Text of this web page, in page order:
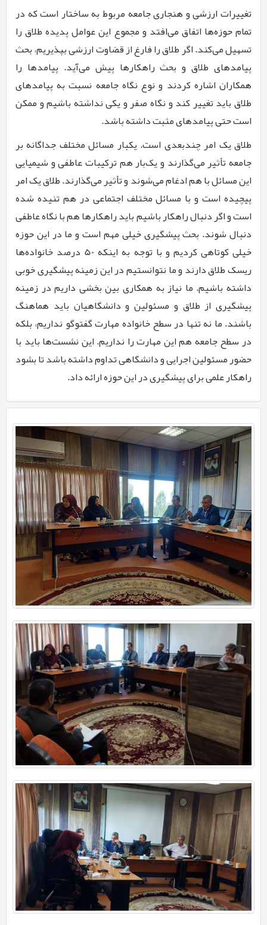
تغییرات ارزشی و هنجاری جامعه مربوط به ساختار است که در
تمام حوزه‌­ها اتفاق می­‌افتد و مجموع این عوامل پدیده طلاق را
تسهیل می­‌کند. اگر طلاق را فارغ از قضاوت ارزشی بپذیریم، بحث
پیامدهای طلاق و بحث راهکارها پیش می‌­آید. پیامدها را
همکاران اشاره کردند و نوع نگاه جامعه نسبت به پیامدهای
طلاق باید تغییر کند و نگاه صفر و یکی نداشته باشیم و ممکن
است حتی پیامدهای مثبت داشته باشد.
طلاق یک امر چندبعدی است. یک­بار مسائل مختلف جداگانه بر
جامعه تأثیر می­‌گذارند و یک‌­بار هم ترکیبات عاطفی و شیمیایی
این مسائل با هم ادغام می‌شوند و تأثیر می‌گذارند. طلاق یک امر
پیچیده است و با مسائل مختلف اجتماعی در هم تنیده شده
است و اگر دنبال راهکار باشیم باید راهکارها هم با نگاه عاطفی
دنبال شوند. بحث پیشگیری خیلی مهم است و ما در این حوزه
خیلی کوتاهی کردیم و با توجه به این­که 50 درصد خانواده‌­ها
ریسک طلاق دارند و ما نتوانستیم در این زمینه پیشگیری خوبی
داشته باشیم. ما نیاز به همکاری بین­ بخشی داریم در زمینه
پیشگیری از طلاق و مسئولین و دانشگاهیان باید هماهنگ
باشند. ما نه تنها در سطح خانواده مهارت گفت­وگو نداریم، بلکه
در سطح جامعه هم این مهارت را نداریم. این نشست­‌ها باید با
حضور مسئولین اجرایی و دانشگاهی تداوم داشته باشد تا بشود
راهکار علمی برای پیشگیری در این حوزه ارائه داد.